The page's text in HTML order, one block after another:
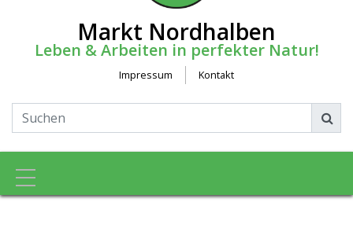
Markt Nordhalben
Leben & Arbeiten in perfekter Natur!
Impressum Kontakt
Toggle navigation